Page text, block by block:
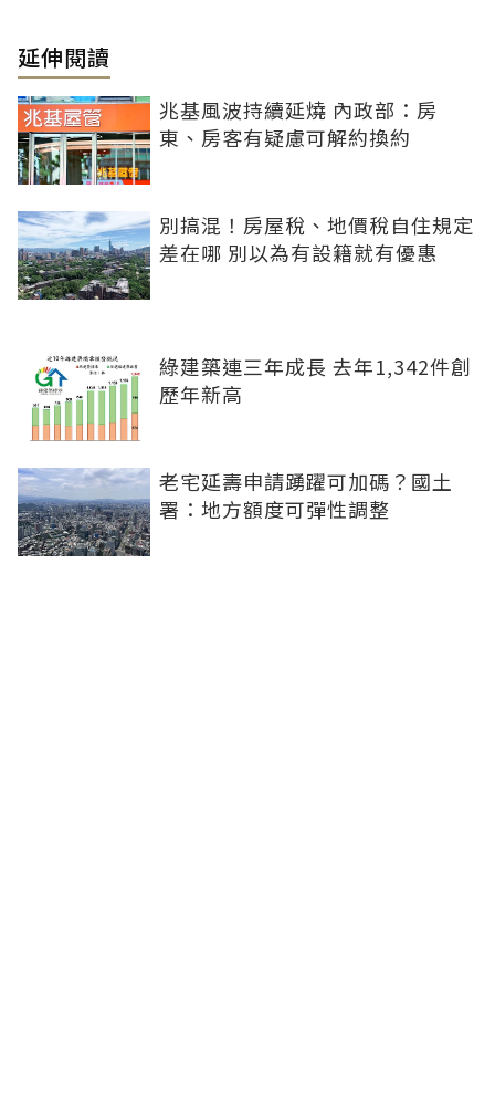
延伸閱讀
兆基風波持續延燒 內政部：房
東、房客有疑慮可解約換約
別搞混！房屋稅、地價稅自住規定
差在哪 別以為有設籍就有優惠
綠建築連三年成長 去年1,342件創
歷年新高
老宅延壽申請踴躍可加碼？國土
署：地方額度可彈性調整